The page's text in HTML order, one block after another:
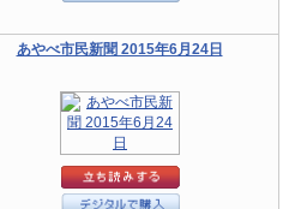
あやべ市民新聞 2015年6月24日